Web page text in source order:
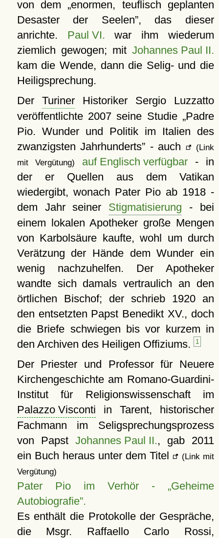
von dem enormen, teuflisch geplanten
Desaster der Seelen , das dieser
anrichte. Paul VI. war ihm wiederum
ziemlich gewogen; mit Johannes Paul II.
kam die Wende, dann die Selig- und die
Heiligsprechung.
Der TurinerHistoriker Sergio Luzzatto
veröffentlichte 2007 seine Studie
Padre
Pio. Wunder und Politik im Italien des
zwanzigsten Jahrhunderts
- auch
(Link
mit Vergütung)
auf Englisch verfügbar- in
der er Quellen aus dem Vatikan
wiedergibt, wonach Pater Pio ab 1918 -
dem Jahr seiner Stigmatisierung - bei
einem lokalen Apotheker große Mengen
von Karbolsäure kaufte, wohl um durch
Verätzung der Hände dem Wunder ein
wenig nachzuhelfen. Der Apotheker
wandte sich damals vertraulich an den
örtlichen Bischof; der schrieb 1920 an
den entsetzten Papst Benedikt XV., doch
die Briefe schwiegen bis vor kurzem in
den Archiven des Heiligen Offiziums.
1
Der Priester und Professor für Neuere
Kirchengeschichte am Romano-Guardini-
Institut für Religionswissenschaft im
Palazzo Visconti in Tarent, historischer
Fachmann im Seligsprechungsprozess
von Papst Johannes Paul II., gab 2011
ein Buch heraus unter dem Titel
(Link mit
Vergütung)
Pater Pio im Verhör -
Geheime
Autobiografie .
Es enthält die Protokolle der Gespräche,
die Msgr. Raffaello Carlo Rossi,